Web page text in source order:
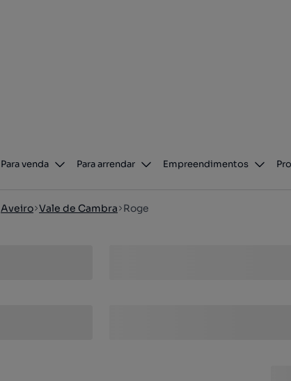
Para venda Para arrendar Empreendimentos
Aveiro Vale de Cambra Roge